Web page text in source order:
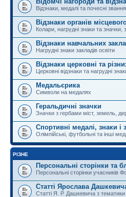
Відзнаки, медалі та почесні звання
Відзнаки органів
Колари, нагрудні знаки та
Відзнаки навчальних
Нагрудні знаки закладів освіти
Відзнаки церковні та
Церковні відзнаки та нагрудні
Медальєрика
Символи на медалях
Геральдичні значки
Значки з гербами міст, земель,
Спортивні медалі, знаки і
Олімпійські, футбольні та інші
РІЗНЕ
Персональні сторінки та
Персональні сторінки учасників
Статті Ярослава
Статті Я. Р. Дашкевича з